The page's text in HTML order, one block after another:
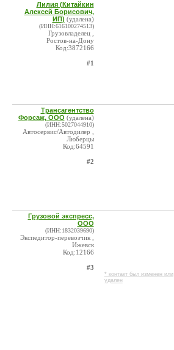
Лилия (Китайкин
Алексей Борисович,
ИП) (удалена)
(ИНН:616100274513)
Грузовладелец ,
Ростов-на-Дону
Код:3872166
#1
Трансагентство
Форсаж, ООО (удалена)
(ИНН:5027044910)
Автосервис/Автодилер ,
Люберцы
Код:64591
#2
Грузовой экспресс,
ООО
(ИНН:1832039690)
Экспедитор-перевозчик ,
Ижевск
Код:12166
#3
* контакт был изменен или
удален